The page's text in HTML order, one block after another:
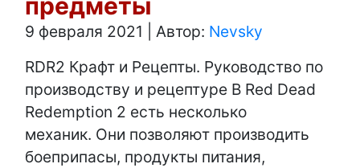
предметы
9 февраля 2021 Автор: Nevsky
RDR2 Крафт и Рецепты. Руководство по
производству и рецептуре В Red Dead
Redemption 2 есть несколько
механик. Они позволяют производить
боеприпасы, продукты питания,